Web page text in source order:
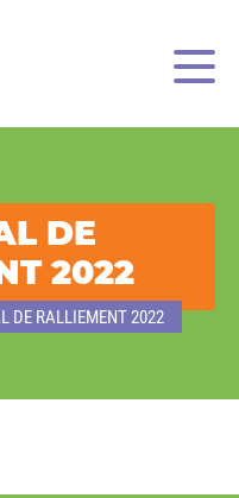
DE
2022
DE RALLIEMENT 2022